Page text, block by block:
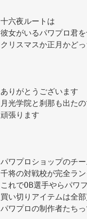
十六夜ルートは
彼女がいるパワプロ君
クリスマスか正月かど
ありがとうございます
月光学院と刹那も出た
頑張ります
パワプロショップのチ
千将の対戦校が完全ラ
これでOB選手やらパワ
買い切りアイテムは全
パワプロの制作者たち